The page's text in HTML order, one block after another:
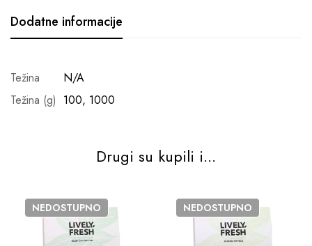
Dodatne informacije
Težina
N/A
Težina (g) 100, 1000
Drugi su kupili i...
NEDOSTUPNO NEDOSTUPNO